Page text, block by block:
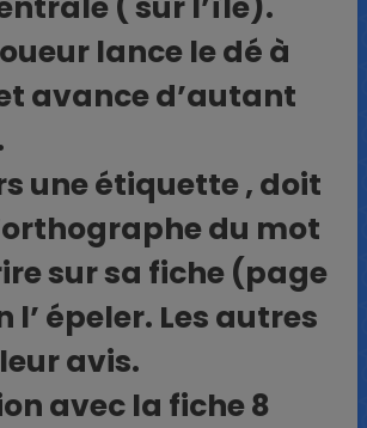
lance le dé à
avance d’autant
une étiquette , doit
du mot
sur sa fiche (page
l’ épeler. Les autres
avis.
avec la fiche 8